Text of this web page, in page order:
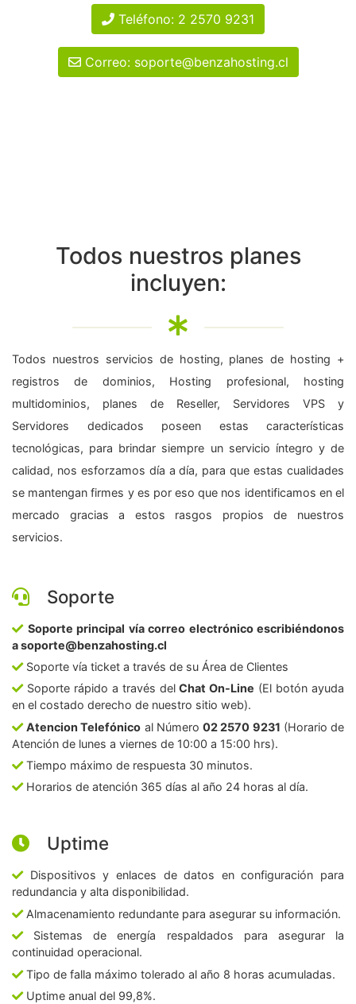
Teléfono: 2 2570 9231
Correo: soporte@benzahosting.cl
Todos nuestros planes
incluyen:
Todos nuestros servicios de hosting, planes de hosting +
registros de dominios, Hosting profesional, hosting
multidominios, planes de Reseller, Servidores VPS y
Servidores dedicados poseen estas características
tecnológicas, para brindar siempre un servicio íntegro y de
calidad, nos esforzamos día a día, para que estas cualidades
se mantengan firmes y es por eso que nos identificamos en el
mercado gracias a estos rasgos propios de nuestros
servicios.
Soporte
Soporte principal vía correo electrónico escribiéndonos
a soporte@benzahosting.cl
Soporte vía ticket a través de su Área de Clientes
Soporte rápido a través delChat On-Line (El botón ayuda
en el costado derecho de nuestro sitio web).
Atencion Telefónico al Número02 2570 9231 (Horario de
Atención de lunes a viernes de 10:00 a 15:00 hrs).
Tiempo máximo de respuesta 30 minutos.
Horarios de atención 365 días al año 24 horas al día.
Uptime
Dispositivos y enlaces de datos en configuración para
redundancia y alta disponibilidad.
Almacenamiento redundante para asegurar su información.
Sistemas de energía respaldados para asegurar la
continuidad operacional.
Tipo de falla máximo tolerado al año 8 horas acumuladas.
Uptime anual del 99,8%.